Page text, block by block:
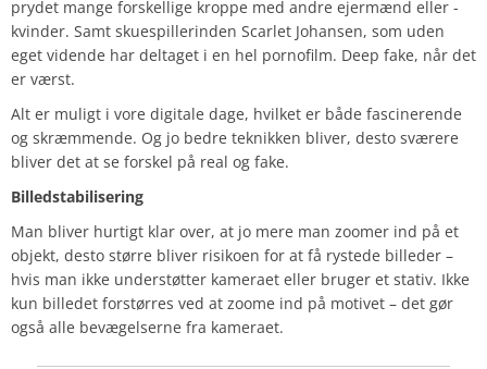
prydet mange forskellige kroppe med andre ejermænd eller -
kvinder. Samt skuespillerinden Scarlet Johansen, som uden
eget vidende har deltaget i en hel pornofilm. Deep fake, når det
er værst.
Alt er muligt i vore digitale dage, hvilket er både fascinerende
og skræmmende. Og jo bedre teknikken bliver, desto sværere
bliver det at se forskel på real og fake.
Billedstabilisering
Man bliver hurtigt klar over, at jo mere man zoomer ind på et
objekt, desto større bliver risikoen for at få rystede billeder –
hvis man ikke understøtter kameraet eller bruger et stativ. Ikke
kun billedet forstørres ved at zoome ind på motivet – det gør
også alle bevægelserne fra kameraet.